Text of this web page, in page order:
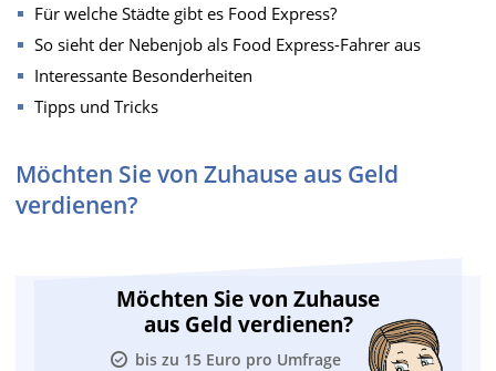
Für welche Städte gibt es Food Express?
So sieht der Nebenjob als Food Express-Fahrer aus
Interessante Besonderheiten
Tipps und Tricks
Möchten Sie von Zuhause aus Geld
verdienen?
Möchten Sie von Zuhause
aus Geld verdienen?
bis zu 15 Euro pro Umfrage